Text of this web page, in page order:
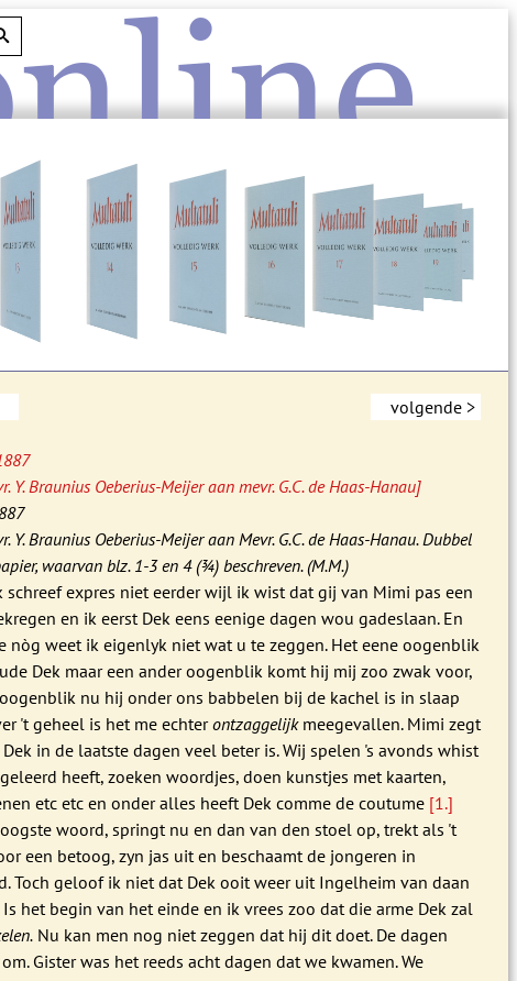
volgende >
Y. Braunius Oeberius-Meijer aan mevr. G.C. de Haas-Hanau]
Y. Braunius Oeberius-Meijer aan Mevr. G.C. de Haas-Hanau. Dubbel
waarvan blz. 1-3 en 4 (¾) beschreven. (M.M.)
schreef expres niet eerder wijl ik wist dat gij van Mimi pas een
en ik eerst Dek eens eenige dagen wou gadeslaan. En
nòg weet ik eigenlyk niet wat u te zeggen. Het eene oogenblik
Dek maar een ander oogenblik komt hij mij zoo zwak voor,
nu hij onder ons babbelen bij de kachel is in slaap
't geheel is het me echterontzaggelijkmeegevallen. Mimi zegt
in de laatste dagen veel beter is. Wij spelen 's avonds whist
heeft, zoeken woordjes, doen kunstjes met kaarten,
etc etc en onder alles heeft Dek comme de coutume [1.]
woord, springt nu en dan van den stoel op, trekt als 't
een betoog, zyn jas uit en beschaamt de jongeren in
Toch geloof ik niet dat Dek ooit weer uit Ingelheim van daan
het begin van het einde en ik vrees zoo dat die arme Dek zal
Nu kan men nog niet zeggen dat hij dit doet. De dagen
Gister was het reeds acht dagen dat we kwamen. We